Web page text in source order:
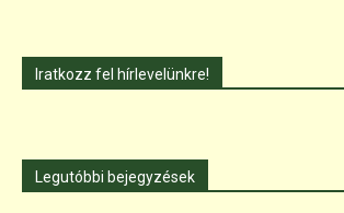
Iratkozz fel hírlevelünkre!
Legutóbbi bejegyzések